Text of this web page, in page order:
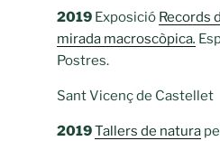
2019Exposició Records
mirada macroscòpica.
Postres.
Sant Vicenç de Castellet
2019Tallers de natura